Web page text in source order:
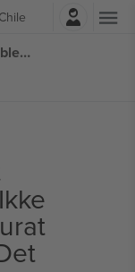
C.D. Universidad de Concepción vs Ñublense Campeonato Nacional Chile billetter